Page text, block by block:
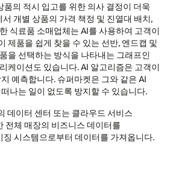
의 적시 입고를 위한 의사 결정이 더욱
개별 상품의 가격 책정 및 진열대 배치,
식료품 소매업체는 AI를 사용하여 고객이
제품을 쉽게 찾을 수 있는 선반, 엔드캡 및
을 선택하는 방식을 나타내는 그래프인
케이션도 있습니다. AI 알고리즘은 고객이
예측합니다. 슈퍼마켓은 그와 같은 AI
나는 일이 없도록 방지할 수 있습니다.
데이터 센터 또는 클라우드 서비스
전체 매장의 비즈니스 데이터를
시스템으로부터 데이터를 가져옵니다.